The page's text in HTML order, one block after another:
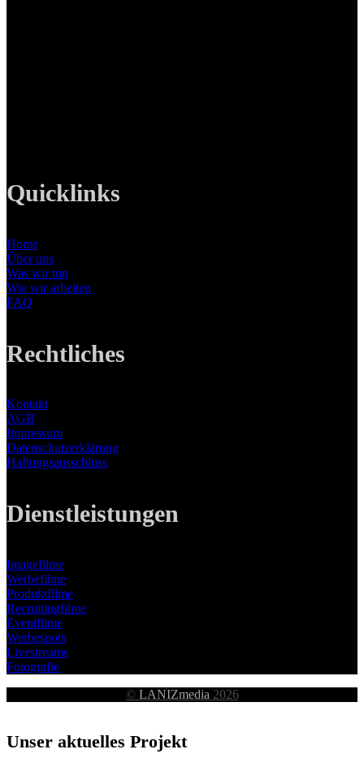
Quicklinks
Home
Über uns
Was wir tun
Wie wir arbeiten
FAQ
Rechtliches
Kontakt
AGB
Impressum
Datenschutzerklärung
Haftungsausschluss
Dienstleistungen
Imagefilme
Werbefilme
Produktfilme
Recruitingfilme
Eventfilme
Werbespots
Livestreams
Fotografie
© LANIZmedia 2026
Unser aktuelles Projekt